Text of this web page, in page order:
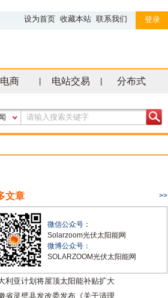
设为首页 收藏本站 联系我们 登录
电商 电站交易 分布式
文章 >>
微信公众号：
Solarzoom光伏太阳能网
微博公众号：
SOLARZOOM光伏太阳能网
利亚计划将屋顶太阳能补贴扩大
省灵璧县发改委发布《关于清理